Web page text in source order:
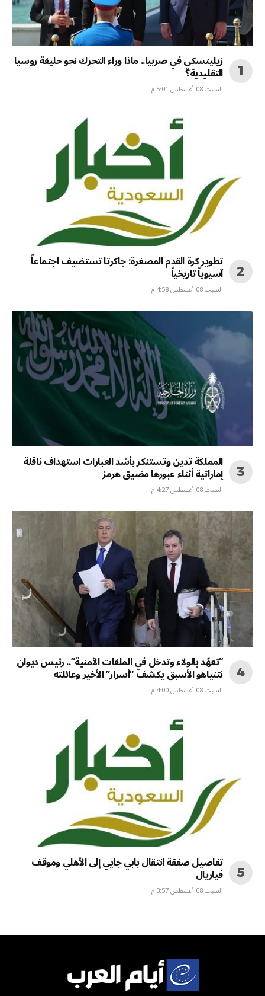
زيلينسكي في صربيا.. ماذا وراء التحرك نحو حليفة روسيا
التقليدية؟
السبت 08 أغسطس 5:01 م
تطوير كرة القدم المصغرة: جاكرتا تستضيف اجتماعاً
آسيوياً تاريخياً
السبت 08 أغسطس 4:58 م
المملكة تدين وتستنكر بأشد العبارات استهداف ناقلة
إماراتية أثناء عبورها مضيق هرمز
السبت 08 أغسطس 4:27 م
“تعهّد بالولاء وتدخل في الملفات الأمنية”.. رئيس ديوان
نتنياهو الأسبق يكشف “أسرار” الأخير وعائلته
السبت 08 أغسطس 4:00 م
تفاصيل صفقة انتقال بابي جايي إلى الأهلي وموقف
فياريال
السبت 08 أغسطس 3:57 م